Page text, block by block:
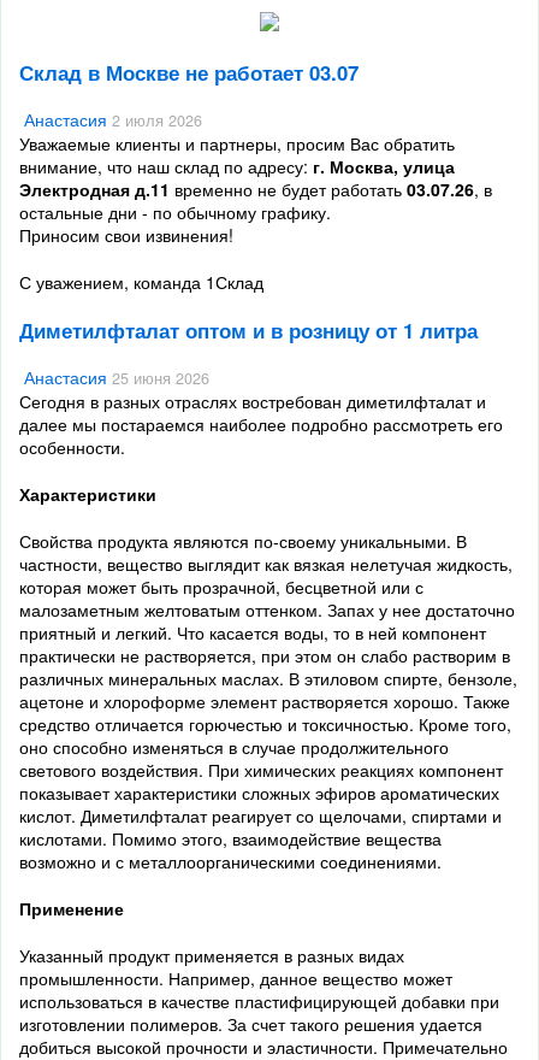
Склад в Москве не работает 03.07
Анастасия 2 июля 2026
Уважаемые клиенты и партнеры, просим Вас обратить
внимание, что наш склад по адресу: г. Москва, улица
Электродная д.11 временно не будет работать 03.07.26, в
остальные дни - по обычному графику.
Приносим свои извинения!
С уважением, команда 1Склад
Диметилфталат оптом и в розницу от 1 литра
Анастасия 25 июня 2026
Сегодня в разных отраслях востребован диметилфталат и
далее мы постараемся наиболее подробно рассмотреть его
особенности.
Характеристики
Свойства продукта являются по-своему уникальными. В
частности, вещество выглядит как вязкая нелетучая жидкость,
которая может быть прозрачной, бесцветной или с
малозаметным желтоватым оттенком. Запах у нее достаточно
приятный и легкий. Что касается воды, то в ней компонент
практически не растворяется, при этом он слабо растворим в
различных минеральных маслах. В этиловом спирте, бензоле,
ацетоне и хлороформе элемент растворяется хорошо. Также
средство отличается горючестью и токсичностью. Кроме того,
оно способно изменяться в случае продолжительного
светового воздействия. При химических реакциях компонент
показывает характеристики сложных эфиров ароматических
кислот. Диметилфталат реагирует со щелочами, спиртами и
кислотами. Помимо этого, взаимодействие вещества
возможно и с металлоорганическими соединениями.
Применение
Указанный продукт применяется в разных видах
промышленности. Например, данное вещество может
использоваться в качестве пластифицирующей добавки при
изготовлении полимеров. За счет такого решения удается
добиться высокой прочности и эластичности. Примечательно